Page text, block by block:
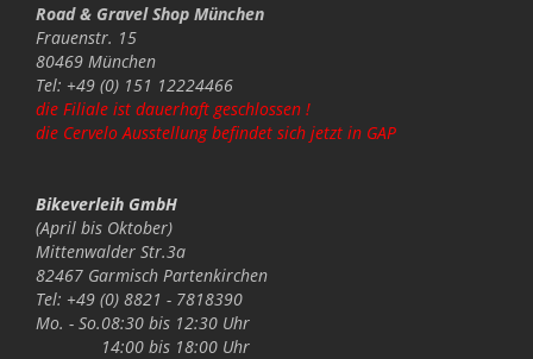
Road & Gravel Shop München
Frauenstr. 15
80469 München
Tel: +49 (0) 151 12224466
die Filiale ist dauerhaft geschlossen !
die Cervelo Ausstellung befindet sich jetzt in GAP
Bikeverleih GmbH
(April bis Oktober)
Mittenwalder Str.3a
82467 Garmisch Partenkirchen
Tel: +49 (0) 8821 - 7818390
Mo. - So.08:30 bis 12:30 Uhr
14:00 bis 18:00 Uhr